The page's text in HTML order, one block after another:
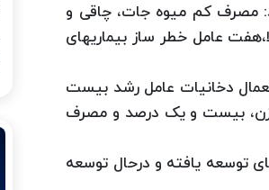
مصرف کم میوه جات، چاقی و
عامل خطر ساز بیماریهای
دخانیات عامل رشد بیست
بیست و یک درصد و مصرف
توسعه یافته و درحال توسعه